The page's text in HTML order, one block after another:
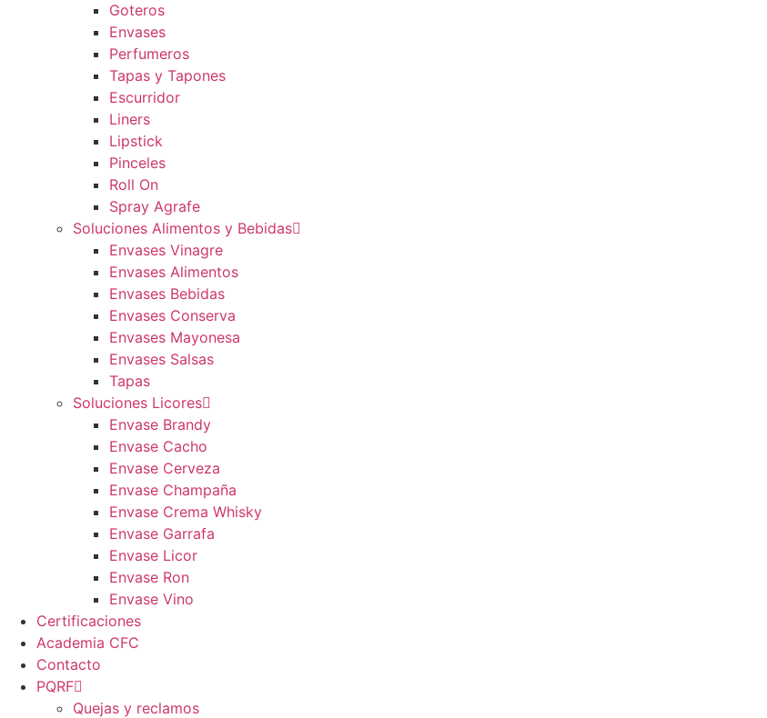
Goteros
Envases
Perfumeros
Tapas y Tapones
Escurridor
Liners
Lipstick
Pinceles
Roll On
Spray Agrafe
Soluciones Alimentos y Bebidas
Envases Vinagre
Envases Alimentos
Envases Bebidas
Envases Conserva
Envases Mayonesa
Envases Salsas
Tapas
Soluciones Licores
Envase Brandy
Envase Cacho
Envase Cerveza
Envase Champaña
Envase Crema Whisky
Envase Garrafa
Envase Licor
Envase Ron
Envase Vino
Certificaciones
Academia CFC
Contacto
PQRF
Quejas y reclamos